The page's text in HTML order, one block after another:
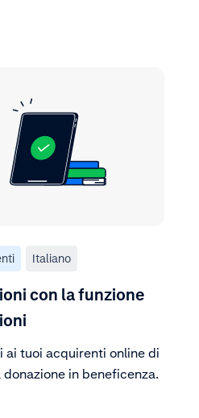
Italiano
con la funzione
ai tuoi acquirenti online di
donazione in beneficenza.